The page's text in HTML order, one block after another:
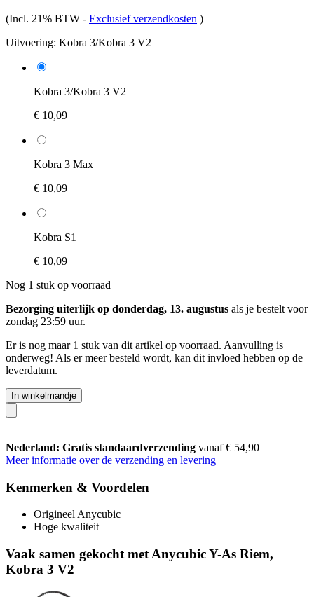
(Incl. 21% BTW - Exclusief verzendkosten )
Uitvoering: Kobra 3/Kobra 3 V2
Kobra 3/Kobra 3 V2
€ 10,09
Kobra 3 Max
€ 10,09
Kobra S1
€ 10,09
Nog 1 stuk op voorraad
Bezorging uiterlijk op donderdag, 13. augustus als je bestelt voor
zondag 23:59 uur.
Er is nog maar 1 stuk van dit artikel op voorraad. Aanvulling is
onderweg! Als er meer besteld wordt, kan dit invloed hebben op de
leverdatum.
In winkelmandje
Nederland: Gratis standaardverzending vanaf € 54,90
Meer informatie over de verzending en levering
Kenmerken & Voordelen
Origineel Anycubic
Hoge kwaliteit
Vaak samen gekocht met Anycubic Y-As Riem,
Kobra 3 V2